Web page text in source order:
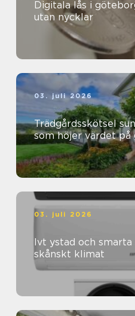
Digitala lås i göteborg modern
utan nycklar
03. juli 2026
Trädgårdsskötsel
som höjer värdet på
03. juli 2026
Ivt ystad och
skånskt klimat